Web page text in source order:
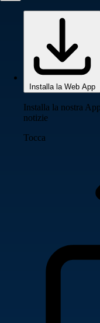
Installa la Web App
Installa la nostra
notizie
Tocca